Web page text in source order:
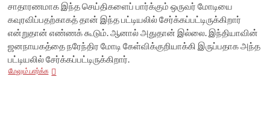
சாதாரணமாக இந்த செய்திகளைப் பார்க்கும் ஒருவர் மோடியை
கவுரவிப்பதற்காகத் தான் இந்த பட்டியலில் சேர்க்கப்பட்டிருக்கிறார்
என்றுதான் எண்ணக் கூடும். ஆனால் அதுதான் இல்லை. இந்தியாவின்
ஜனநாயகத்தை நரேந்திர மோடி கேள்விக்குறியாக்கி இருப்பதாக அந்த
பட்டியலில் சேர்க்கப்பட்டிருக்கிறார்.
மேலும் பார்க்கமற்ற